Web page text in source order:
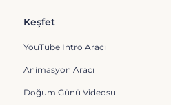
Keşfet
YouTube Intro Aracı
Animasyon Aracı
Doğum Günü Videosu